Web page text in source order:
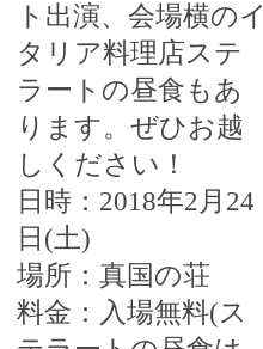
ト出演、会場横のイ
タリア料理店ステ
ラートの昼食もあ
ります。ぜひお越
しください！
日時： 2018年2 月 24
日(土)
場所：真国の荘
料金：入場無料(ス